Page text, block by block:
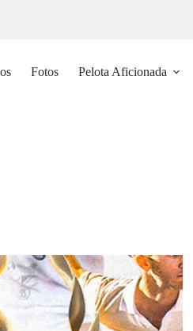
Fotos Pelota Aficionada